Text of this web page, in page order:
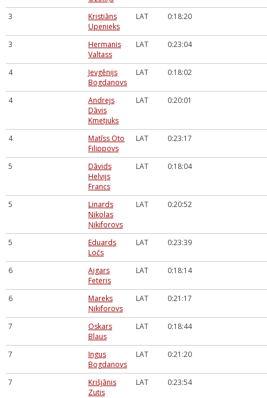
3
Kristiāns
Upenieks
LAT 0:18:20
3
Hermanis
Valtass
LAT 0:23:04
4
Jevgēnijs
Bogdanovs
LAT 0:18:02
4
Andrejs
Dāvis
Kmetjuks
LAT 0:20:01
4
Matīss Oto
Filippovs
LAT 0:23:17
5
Dāvids
Helvijs
Francs
LAT 0:18:04
5
Linards
Nikolas
Ņikiforovs
LAT 0:20:52
5
Eduards
Ločs
LAT 0:23:39
6
Aigars
Feteris
LAT 0:18:14
6
Mareks
Ņikiforovs
LAT 0:21:17
7
Oskars
Blaus
LAT 0:18:44
7
Ingus
Bogdanovs
LAT 0:21:20
7
Krišjānis
Zutis
LAT 0:23:54